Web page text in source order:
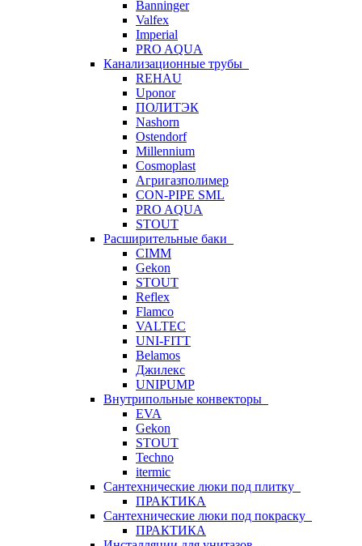
Banninger
Valfex
Imperial
PRO AQUA
Канализационные трубы
REHAU
Uponor
ПОЛИТЭК
Nashorn
Ostendorf
Millennium
Cosmoplast
Агригазполимер
CON-PIPE SML
PRO AQUA
STOUT
Расширительные баки
CIMM
Gekon
STOUT
Reflex
Flamco
VALTEC
UNI-FITT
Belamos
Джилекс
UNIPUMP
Внутрипольные конвекторы
EVA
Gekon
STOUT
Techno
itermic
Сантехнические люки под плитку
ПРАКТИКА
Сантехнические люки под покраску
ПРАКТИКА